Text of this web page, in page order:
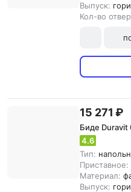
Выпуск:
Кол-во
15 271 ₽
Биде Duravit
4.6
Тип:
Приставное:
Материал:
Выпуск: